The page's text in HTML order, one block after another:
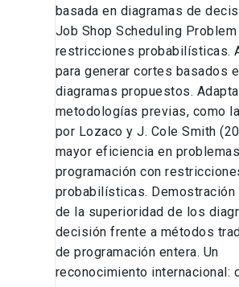
basada en diagramas de
Job Shop Scheduling
restricciones probabilísticas.
para generar cortes basados
diagramas propuestos.
metodologías previas, como
por Lozaco y J. Cole Smith
mayor eficiencia en
programación con
probabilísticas. Demostración
de la superioridad de los
decisión frente a métodos
de programación entera. Un
reconocimiento internacional: